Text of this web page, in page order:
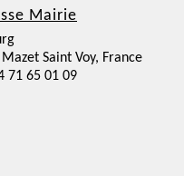
Mairie
Saint Voy, France
71 65 01 09